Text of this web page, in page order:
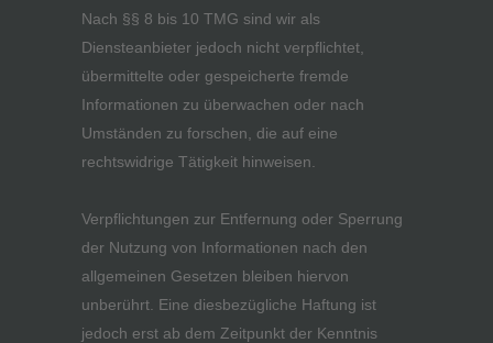
Nach §§ 8 bis 10 TMG sind wir als
Diensteanbieter jedoch nicht verpflichtet,
übermittelte oder gespeicherte fremde
Informationen zu überwachen oder nach
Umständen zu forschen, die auf eine
rechtswidrige Tätigkeit hinweisen.
Verpflichtungen zur Entfernung oder Sperrung
der Nutzung von Informationen nach den
allgemeinen Gesetzen bleiben hiervon
unberührt. Eine diesbezügliche Haftung ist
jedoch erst ab dem Zeitpunkt der Kenntnis